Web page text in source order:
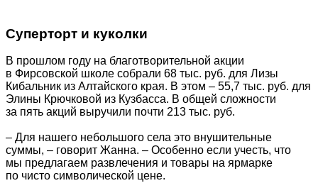
Суперторт и куколки
В прошлом году на благотворительной акции
в Фирсовской школе собрали 68 тыс. руб. для Лизы
Кибальник из Алтайского края. В этом – 55,7 тыс. руб. для
Элины Крючковой из Кузбасса. В общей сложности
за пять акций выручили почти 213 тыс. руб.
– Для нашего небольшого села это внушительные
суммы, – говорит Жанна. – Особенно если учесть, что
мы предлагаем развлечения и товары на ярмарке
по чисто символической цене.